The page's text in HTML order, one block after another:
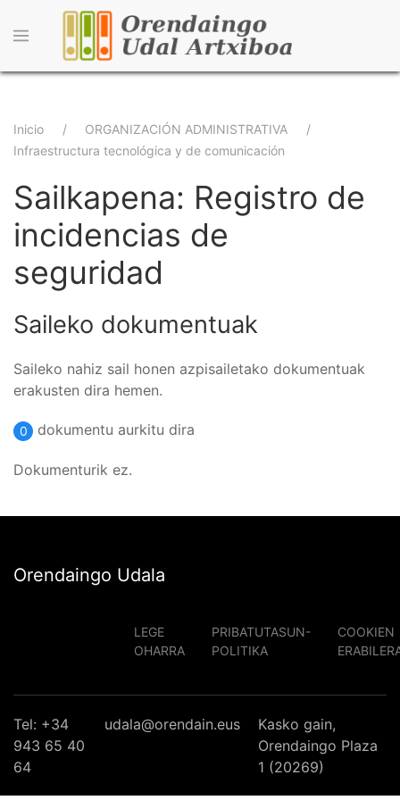
contenido
principal
Sobrescribir
enlaces
de
ayuda
a
la
navegación
Inicio
ORGANIZACIÓN ADMINISTRATIVA
Infraestructura tecnológica y de comunicación
Sailkapena: Registro de
incidencias de
seguridad
Saileko dokumentuak
Saileko nahiz sail honen azpisailetako dokumentuak
erakusten dira hemen.
0 dokumentu aurkitu dira
Dokumenturik ez.
Orendaingo Udala
LEGE
OHARRA
PRIBATUTASUN-
POLITIKA
COOKIEN
Tel: +34
943 65 40
64
udala@orendain.eus
Kasko gain,
Orendaingo Plaza
1 (20269)